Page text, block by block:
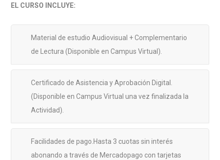
EL CURSO INCLUYE:
Material de estudio Audiovisual + Complementario
de Lectura (Disponible en Campus Virtual).
Certificado de Asistencia y Aprobación Digital.
(Disponible en Campus Virtual una vez finalizada la
Actividad).
Facilidades de pago.Hasta 3 cuotas sin interés
abonando a través de Mercadopago con tarjetas